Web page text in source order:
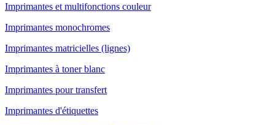
Imprimantes et multifonctions couleur
Imprimantes monochromes
Imprimantes matricielles (lignes)
Imprimantes à toner blanc
Imprimantes pour transfert
Imprimantes d'étiquettes